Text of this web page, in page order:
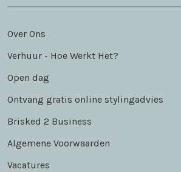
Over Ons
Verhuur - Hoe Werkt Het?
Open dag
Ontvang gratis online stylingadvies
Brisked 2 Business
Algemene Voorwaarden
Vacatures